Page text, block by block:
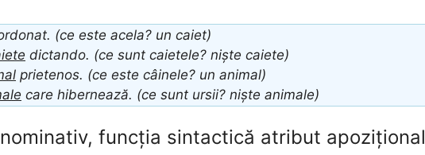
(ce este acela? un caiet)
dictando. (ce sunt caietele? niște caiete)
prietenos. (ce este câinele? un animal)
care hibernează. (ce sunt ursii? niște animale)
funcția sintactică atribut apozițional